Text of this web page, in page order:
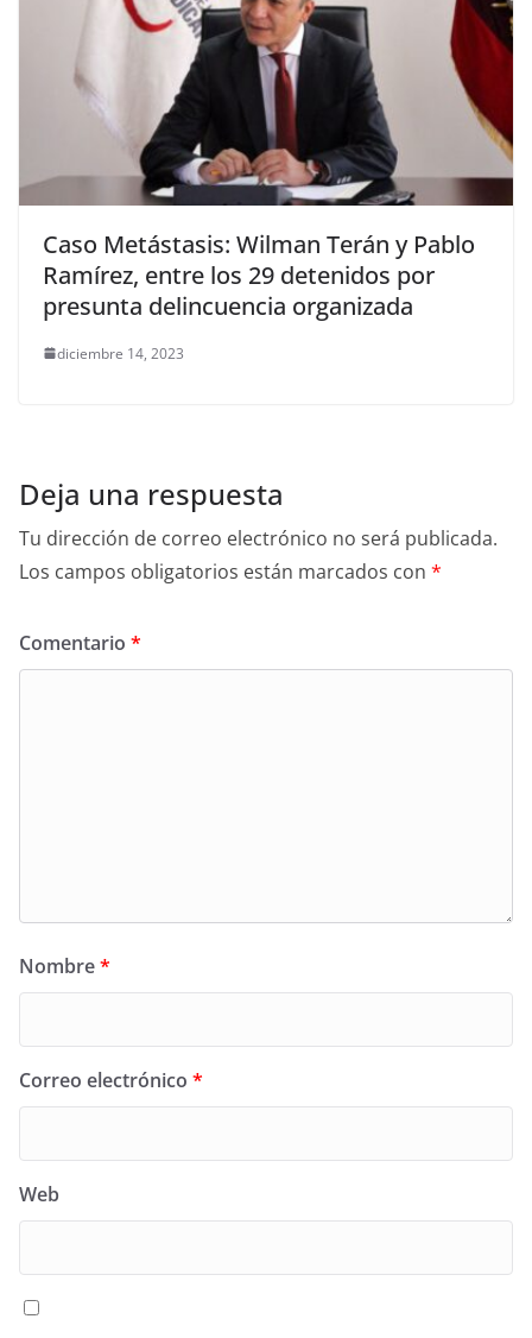
Caso Metástasis: Wilman Terán y Pablo
Ramírez, entre los 29 detenidos por
presunta delincuencia organizada
diciembre 14, 2023
Deja una respuesta
Tu dirección de correo electrónico no será publicada.
Los campos obligatorios están marcados con *
Comentario *
Nombre*
Correo electrónico *
Web